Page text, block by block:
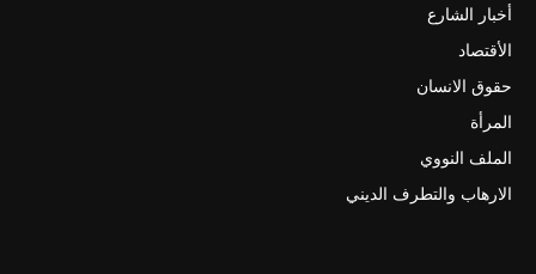
أخبار الشارع
الأقتصاد
حقوق الانسان
المرأة
الملف النووي
الارهاب والتطرف الديني